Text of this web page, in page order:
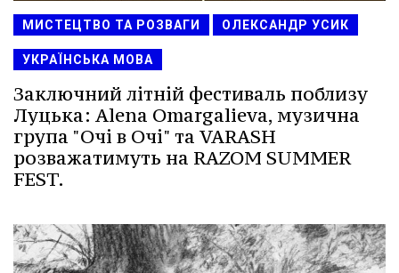
МИСТЕЦТВО ТА РОЗВАГИ ОЛЕКСАНДР УСИК
УКРАЇНСЬКА МОВА
Заключний літній фестиваль поблизу
Луцька: Alena Omargalieva, музична
група "Очі в Очі" та VARASH
розважатимуть на RAZOM SUMMER
FEST.